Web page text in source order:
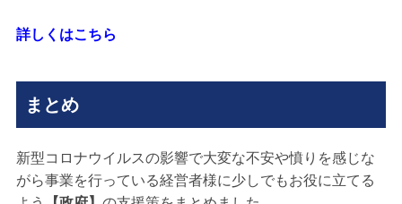
詳しくはこちら
まとめ
新型コロナウイルスの影響で大変な不安や憤りを感じな
がら事業を行っている経営者様に少しでもお役に立てる